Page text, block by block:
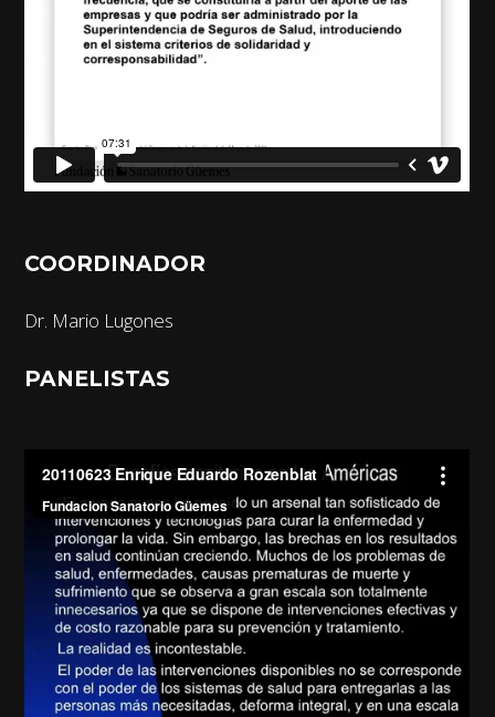
COORDINADOR
Dr. Mario Lugones
PANELISTAS